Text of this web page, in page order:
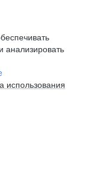
анализировать
использования